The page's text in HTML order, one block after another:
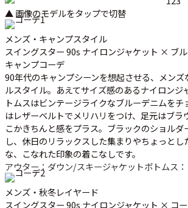
▲ 画像のモデルをタップで切替
メンズ・キャンプスタイル
スイングスター 90s ナイロンジャケット × ブ
キャンプコーデ
90年代のキャンプシーンを想起させる、メンズ
ルスタイル。あえてサイズ感のあるナイロンジ
トムスはビンテージライクなブルーデニムをチ
はレザーベルトでメリハリをつけ、足元はブラ
こかきちんと感をプラス。ブラックのショルダ
し、休日のリラックスした集まりやちょっとし
な、こなれた印象の着こなしです。
アウター：ダウン/スキージャケットボトムス
メンズ・秋冬レイヤード
スイングスター 90s ナイロンジャケット × コ